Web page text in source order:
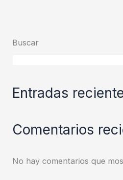
Buscar
Entradas
Comentarios
No hay comentarios que